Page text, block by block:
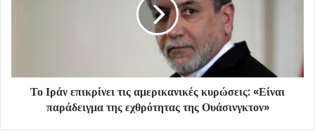
Το Ιράν επικρίνει τις αμερικανικές κυρώσεις: «Είναι
παράδειγμα της εχθρότητας της Ουάσινγκτον»